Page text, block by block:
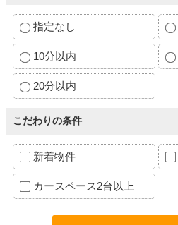
指定なし
10分以内
20分以内
こだわりの条件
新着物件
カースペース2台以上